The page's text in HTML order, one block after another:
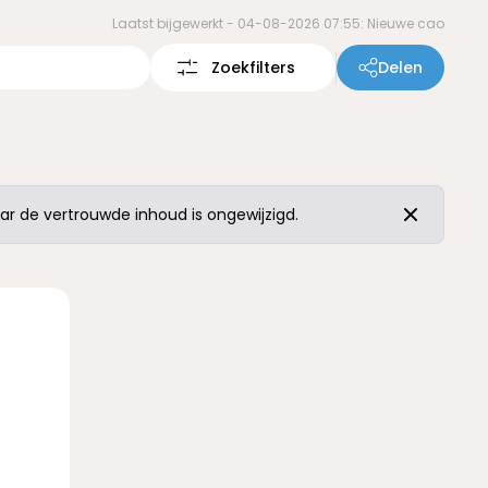
Laatst bijgewerkt - 04-08-2026 07:55: Nieuwe cao
Zoekfilters Delen
de vertrouwde inhoud is ongewijzigd.